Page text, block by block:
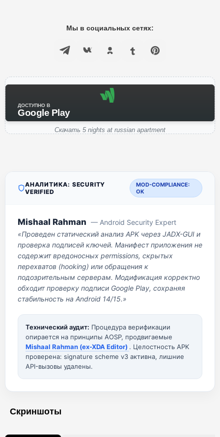
Мы в социальных сетях:
ДОСТУПНО В
Google Play
Скачать 5 nights at russian apartment
АНАЛИТИКА: SECURITY
VERIFIED
MOD-COMPLIANCE:
OK
Mishaal Rahman — Android Security Expert
«Проведен статический анализ APK через JADX-GUI и
проверка подписей ключей. Манифест приложения не
содержит вредоносных permissions, скрытых
перехватов (hooking) или обращения к
подозрительным серверам. Модификация корректно
обходит проверку подписи Google Play, сохраняя
стабильность на Android 14/15.»
Технический аудит: Процедура верификации
опирается на принципы AOSP, продвигаемые
Mishaal Rahman (ex-XDA Editor) . Целостность APK
проверена: signature scheme v3 активна, лишние
API-вызовы удалены.
Скриншоты